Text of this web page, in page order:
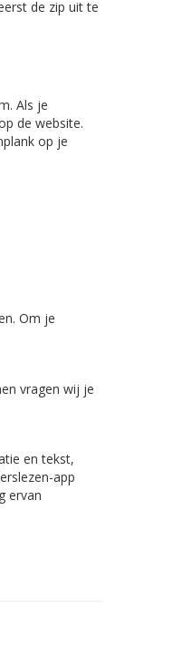
de zip uit te
Als je
de website.
op je
Om je
vragen wij je
en tekst,
app
ervan